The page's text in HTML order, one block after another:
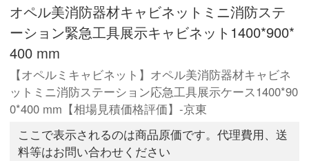
オペル美消防器材キャビネットミニ消防ステ
ーション緊急工具展示キャビネット1400*900*
400 mm
【オペルミキャビネット】オペル美消防器材キャビネ
ットミニ消防ステーション応急工具展示ケース1400*90
0*400 mm【相場見積価格評価】-京東
ここで表示されるのは商品原価です。代理費用、送
料等はお問い合わせください